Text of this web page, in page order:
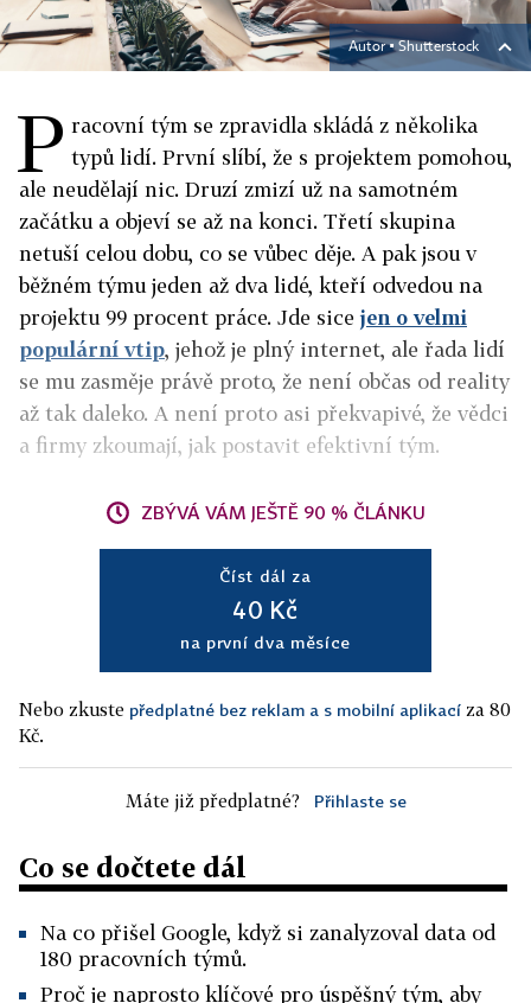
Autor ▪Shutterstock
P racovní tým se zpravidla skládá z několika
typů lidí. První slíbí, že s projektem pomohou,
ale neudělají nic. Druzí zmizí už na samotném
začátku a objeví se až na konci. Třetí skupina
netuší celou dobu, co se vůbec děje. A pak jsou v
běžném týmu jeden až dva lidé, kteří odvedou na
projektu 99 procent práce. Jde sicejen o velmi
populární vtip, jehož je plný internet, ale řada lidí
se mu zasměje právě proto, že není občas od reality
až tak daleko. A není proto asi překvapivé, že vědci
a firmy zkoumají, jak postavit efektivní tým.
ZBÝVÁ VÁM JEŠTĚ 90 % ČLÁNKU
Číst dál za
40 Kč
na první dva měsíce
Nebo zkuste předplatné bez reklam a s mobilní aplikací za 80
Kč.
Máte již předplatné? Přihlaste se
Co se dočtete dál
Na co přišel Google, když si zanalyzoval data od
180 pracovních týmů.
Proč je naprosto klíčové pro úspěšný tým, aby